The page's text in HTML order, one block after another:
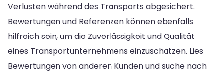
Verlusten während des Transports abgesichert.
Bewertungen und Referenzen können ebenfalls
hilfreich sein, um die Zuverlässigkeit und Qualität
eines Transportunternehmens einzuschätzen. Lies
Bewertungen von anderen Kunden und suche nach